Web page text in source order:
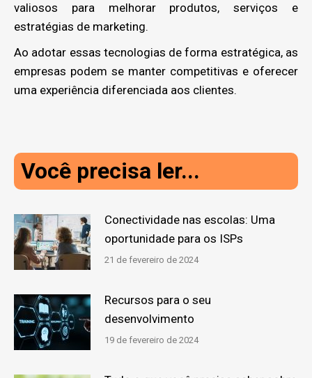
valiosos para melhorar produtos, serviços e
estratégias de marketing.
Ao adotar essas tecnologias de forma estratégica, as
empresas podem se manter competitivas e oferecer
uma experiência diferenciada aos clientes.
Você precisa ler...
Conectividade nas escolas: Uma
oportunidade para os ISPs
21 de fevereiro de 2024
Recursos para o seu
desenvolvimento
19 de fevereiro de 2024